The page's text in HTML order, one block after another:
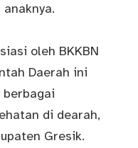
oleh BKKBN
Daerah ini
di dearah,
Gresik.